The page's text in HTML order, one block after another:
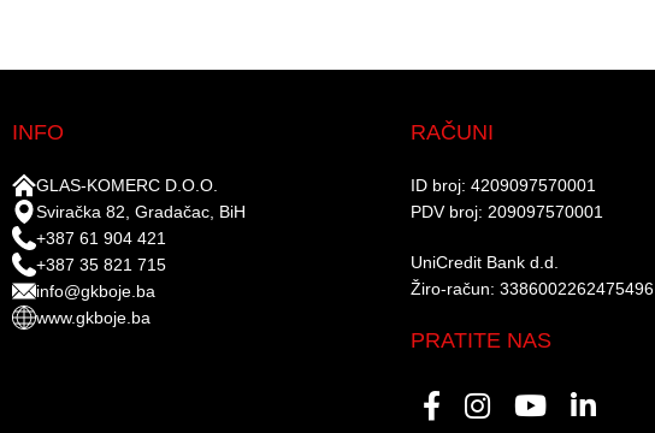
INFO
GLAS-KOMERC D.O.O.
Sviračka 82, Gradačac, BiH
+387 61 904 421
+387 35 821 715
info@gkboje.ba
www.gkboje.ba
RAČUNI
ID broj: 4209097570001​
PDV broj: 209097570001 ​
UniCredit Bank d.d.​
Žiro-račun: 3386002262475496​​
PRATITE NAS